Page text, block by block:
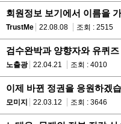
회원정보 보기에서 이름을
TrustMe
22.08.08 조회 : 2515
검수완박과 양향자와 유퀴즈
노출광
22.04.21 조회 : 4010
이제 바뀐 정권을 응원하겠
모미지
22.03.12 조회 : 3646